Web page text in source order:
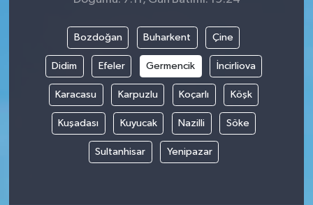
Bozdoğan Buharkent Çine
Didim Efeler Germencik İncirliova
Karacasu Karpuzlu Koçarlı Köşk
Kuşadası Kuyucak Nazilli Söke
Sultanhisar Yenipazar
Yazarlarımız
Tüm Makaleler
Tüm Haberler
Videolu Haberler